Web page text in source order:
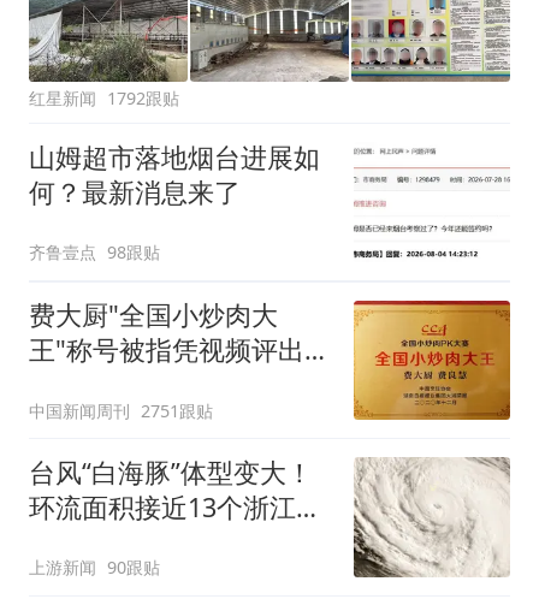
红星新闻 1792跟贴
山姆超市落地烟台进展如
何？最新消息来了
齐鲁壹点 98跟贴
费大厨"全国小炒肉大
王"称号被指凭视频评出
中国新闻周刊 2751跟贴
台风“白海豚”体型变大！
环流面积接近13个浙江那
上游新闻 90跟贴